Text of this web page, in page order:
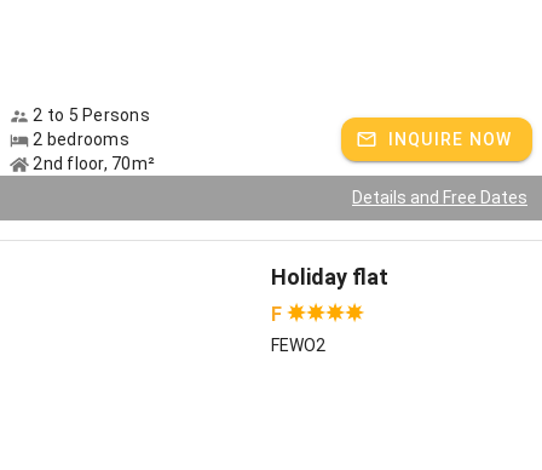
2 to 5 Persons
2 bedrooms
2nd floor, 70m²
INQUIRE NOW
Details and Free Dates
Holiday flat
F
FEWO2